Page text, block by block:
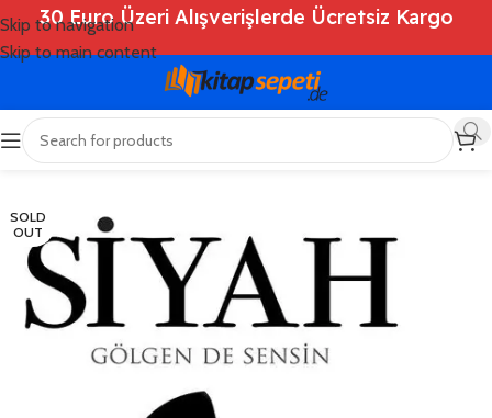
Skip to navigation
Skip to main content
30 Euro Üzeri Alışverişlerde Ücretsiz Kargo
Ana Sayfa Shop
SOLD
OUT